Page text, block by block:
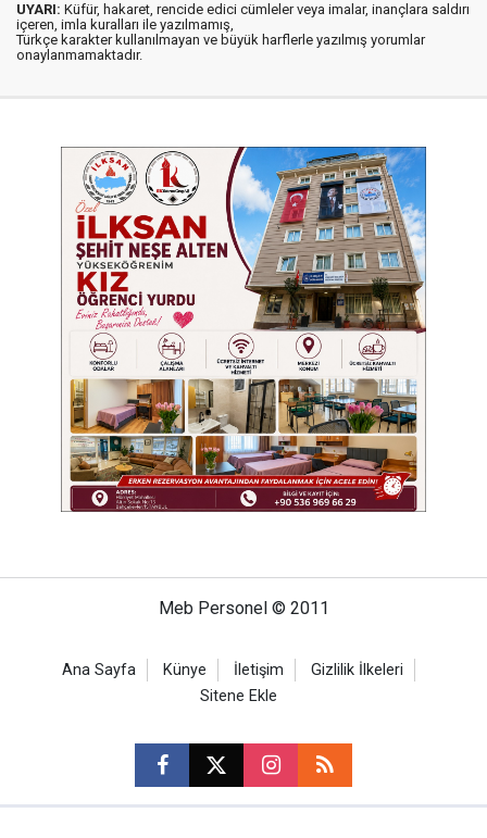
UYARI: Küfür, hakaret, rencide edici cümleler veya imalar, inançlara saldırı
içeren, imla kuralları ile yazılmamış,
Türkçe karakter kullanılmayan ve büyük harflerle yazılmış yorumlar
onaylanmamaktadır.
Meb Personel © 2011
Ana Sayfa Künye İletişim
Gizlilik İlkeleri
Sitene Ekle